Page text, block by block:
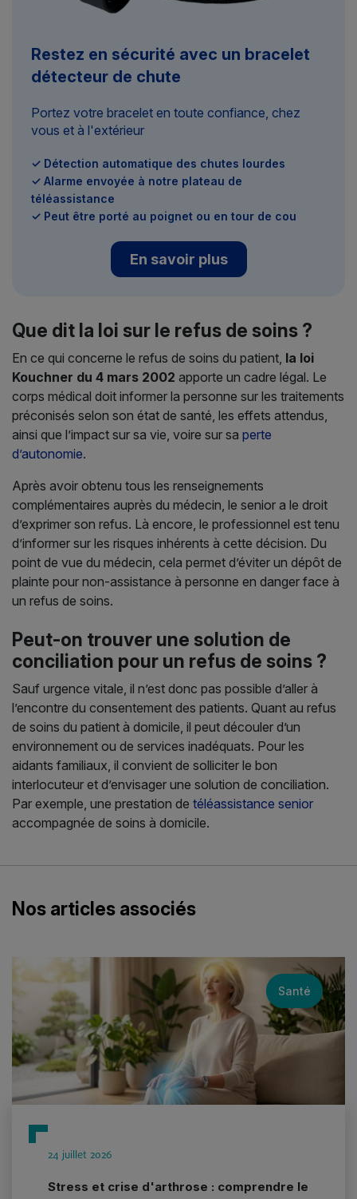
Restez en sécurité avec un bracelet
détecteur de chute
Portez votre bracelet en toute confiance, chez
vous et à l'extérieur
✓ Détection automatique des chutes lourdes
✓ Alarme envoyée à notre plateau de
téléassistance
✓ Peut être porté au poignet ou en tour de cou
En savoir plus
Que dit la loi sur le refus de soins ?
En ce qui concerne le refus de soins du patient, la loi
Kouchner du 4 mars 2002 apporte un cadre légal. Le
corps médical doit informer la personne sur les traitements
préconisés selon son état de santé, les effets attendus,
ainsi que l’impact sur sa vie, voire sur sa perte
d’autonomie.
Après avoir obtenu tous les renseignements
complémentaires auprès du médecin, le senior a le droit
d’exprimer son refus. Là encore, le professionnel est tenu
d’informer sur les risques inhérents à cette décision. Du
point de vue du médecin, cela permet d’éviter un dépôt de
plainte pour non-assistance à personne en danger face à
un refus de soins.
Peut-on trouver une solution de
conciliation pour un refus de soins ?
Sauf urgence vitale, il n’est donc pas possible d’aller à
l’encontre du consentement des patients. Quant au refus
de soins du patient à domicile, il peut découler d’un
environnement ou de services inadéquats. Pour les
aidants familiaux, il convient de solliciter le bon
interlocuteur et d’envisager une solution de conciliation.
Par exemple, une prestation de téléassistance senior
accompagnée de soins à domicile.
Nos articles associés
Santé
24 juillet 2026
Stress et crise d'arthrose : comprendre le